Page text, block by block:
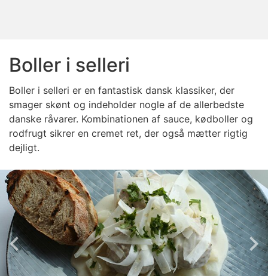
Boller i selleri
Boller i selleri er en fantastisk dansk klassiker, der
smager skønt og indeholder nogle af de allerbedste
danske råvarer. Kombinationen af sauce, kødboller og
rodfrugt sikrer en cremet ret, der også mætter rigtig
dejligt.